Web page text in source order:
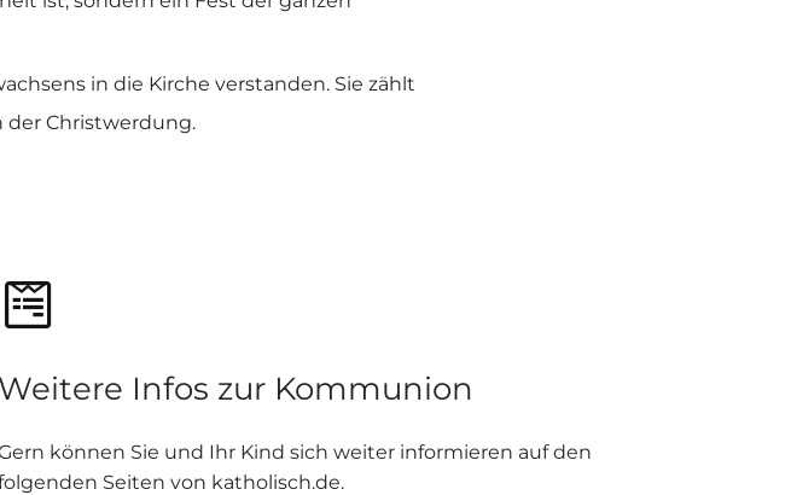
in die Kirche verstanden. Sie zählt
der Christwerdung.
Weitere Infos zur Kommunion
können Sie und Ihr Kind sich weiter informieren auf den
Seiten von katholisch.de.